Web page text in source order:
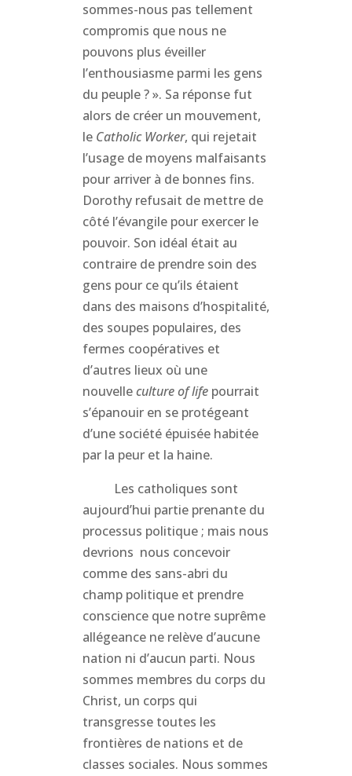
sommes-nous pas tellement
compromis que nous ne
pouvons plus éveiller
l’enthousiasme parmi les gens
du peuple ? ». Sa réponse fut
alors de créer un mouvement,
le Catholic Worker, qui rejetait
l’usage de moyens malfaisants
pour arriver à de bonnes fins.
Dorothy refusait de mettre de
côté l’évangile pour exercer le
pouvoir. Son idéal était au
contraire de prendre soin des
gens pour ce qu’ils étaient
dans des maisons d’hospitalité,
des soupes populaires, des
fermes coopératives et
d’autres lieux où une
nouvelleculture of lifepourrait
s’épanouir en se protégeant
d’une société épuisée habitée
par la peur et la haine.
Les catholiques sont
aujourd’hui partie prenante du
processus politique ; mais nous
devrions nous concevoir
comme des sans-abri du
champ politique et prendre
conscience que notre suprême
allégeance ne relève d’aucune
nation ni d’aucun parti. Nous
sommes membres du corps du
Christ, un corps qui
transgresse toutes les
frontières de nations et de
classes sociales. Nous sommes